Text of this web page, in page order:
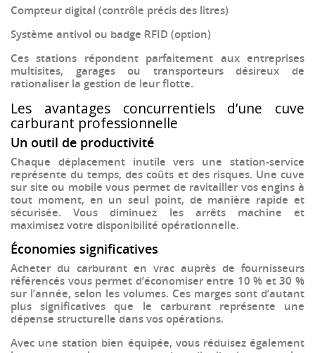
Compteur digital (contrôle précis des litres)
Système antivol ou badge RFID (option)
Ces stations répondent parfaitement aux entreprises
multisites, garages ou transporteurs désireux de
rationaliser la gestion de leur flotte.
Les avantages concurrentiels d’une cuve
carburant professionnelle
Un outil de productivité
Chaque déplacement inutile vers une station-service
représente du temps, des coûts et des risques. Une cuve
sur site ou mobile vous permet de ravitailler vos engins à
tout moment, en un seul point, de manière rapide et
sécurisée. Vous diminuez les arrêts machine et
maximisez votre disponibilité opérationnelle.
Économies significatives
Acheter du carburant en vrac auprès de fournisseurs
référencés vous permet d’économiser entre 10 % et 30 %
sur l’année, selon les volumes. Ces marges sont d’autant
plus significatives que le carburant représente une
dépense structurelle dans vos opérations.
Avec une station bien équipée, vous réduisez également